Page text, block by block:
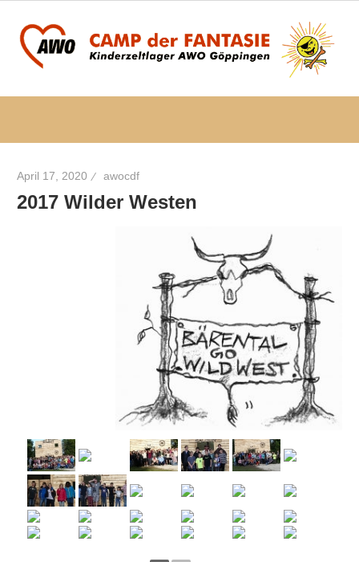
Inhalt
springen
AWO
der
Fantasie
April 17, 2020 awocdf
2017 Wilder Westen